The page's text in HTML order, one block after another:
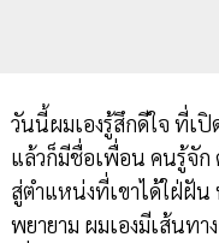
วันนี้ผมเองรู้สึกดีใจ ที่เ
แล้วก็มีชื่อเพื่อน คนรู้จัก
สู่ตำแหน่งที่เขาได้ใฝ่ฝัน
พยายาม ผมเองมีเส้นท